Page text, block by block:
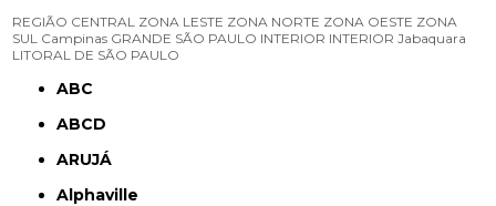
REGIÃO CENTRAL ZONA LESTE ZONA NORTE ZONA OESTE ZONA
SUL Campinas GRANDE SÃO PAULO INTERIOR INTERIOR Jabaquara
LITORAL DE SÃO PAULO
ABC
ABCD
ARUJÁ
Alphaville